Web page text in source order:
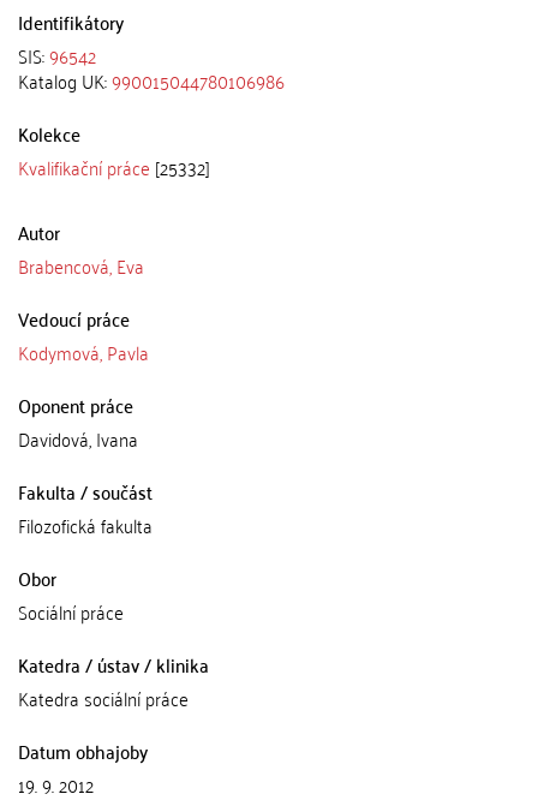
Identifikátory
SIS:96542
Katalog UK:990015044780106986
Kolekce
Kvalifikační práce [25332]
Autor
Brabencová, Eva
Vedoucí práce
Kodymová, Pavla
Oponent práce
Davidová, Ivana
Fakulta / součást
Filozofická fakulta
Obor
Sociální práce
Katedra / ústav / klinika
Katedra sociální práce
Datum obhajoby
19. 9. 2012